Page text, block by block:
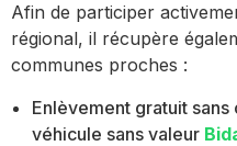
Afin de participer
régional, il récupère
communes proches :
Enlèvement gratuit
véhicule sans valeur